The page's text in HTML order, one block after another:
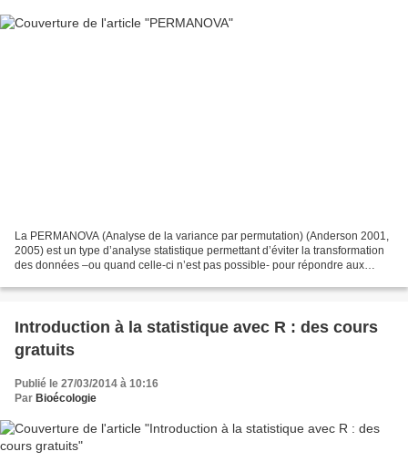
La PERMANOVA (Analyse de la variance par permutation) (Anderson 2001,
2005) est un type d’analyse statistique permettant d’éviter la transformation
des données –ou quand celle-ci n’est pas possible- pour répondre aux
Introduction à la statistique avec R : des cours
gratuits
Publié le 27/03/2014 à 10:16
Par Bioécologie